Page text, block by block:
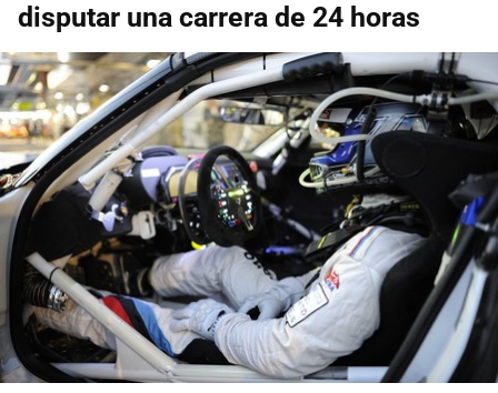
disputar una carrera de 24 horas